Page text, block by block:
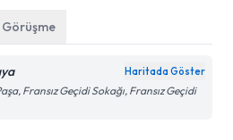
Haritada Göster
Fransız Geçidi Sokağı, Fransız Geçidi